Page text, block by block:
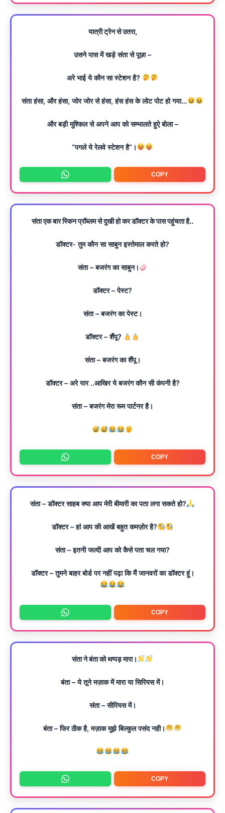
यात्री ट्रेन से उतरा,
उसने पास में खड़े संता से पूछा –
अरे भाई ये कौन सा स्टेशन है?
संता हंसा, और हंसा, जोर जोर से हंसा, हंस हंस के लोट पोट हो गया…
और बड़ी मुश्किल से अपने आप को सम्भालते हुऐ बोला –
“पगले ये रेलवे स्टेशन है”।
COPY
संता एक बार स्किन प्रॉब्लम से दुखी हो कर डॉक्टर के पास पहुंचता है..
डॉक्टर- तुम कौन सा साबुन इस्तेमाल करते हो?
संता – बजरंग का साबुन।
डॉक्टर – पेस्ट?
संता – बजरंग का पेस्ट।
डॉक्टर – शैंपू?
संता – बजरंग का शैंपू।
डॉक्टर – अरे यार ..आखिर ये बजरंग कौन सी कंपनी है?
संता – बजरंग मेरा रूम पार्टनर है।
COPY
संता – डॉक्टर साहब क्या आप मेरी बीमारी का पता लगा सकते हो?
डॉक्टर – हां आप की आखें बहुत कमज़ोर है?
संता – इतनी जल्दी आप को कैसे पता चल गया?
डॉक्टर – तुमने बाहर बोर्ड पर नहीं पढ़ा कि मैं जानवरों का डॉक्टर हूं।
COPY
संता ने बंता को थप्पड़ मारा।
बंता – ये तूने मज़ाक में मारा या सिरियस में।
संता – सीरियस में।
बंता – फिर ठीक है, मज़ाक मुझे बिल्कुल पसंद नही।
COPY